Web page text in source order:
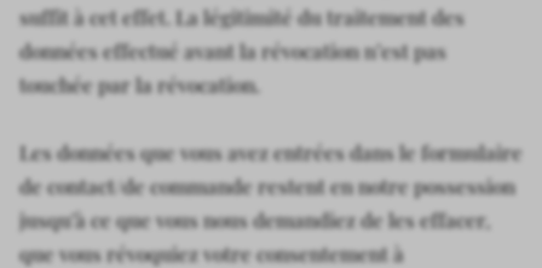
suffit à cet effet. La légitimité du traitement des
données effectué avant la révocation n’est pas
touchée par la révocation.
Les données que vous avez entrées dans le formulaire
de contact/de commande restent en notre possession
jusqu’à ce que vous nous demandiez de les effacer,
que vous révoquiez votre consentement à